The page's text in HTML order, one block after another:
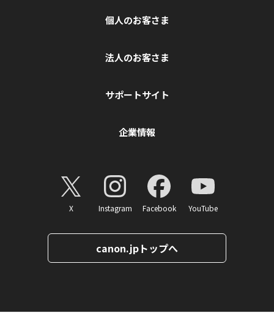
個人のお客さま
法人のお客さま
サポートサイト
企業情報
X Instagram Facebook YouTube
canon.jpトップへ